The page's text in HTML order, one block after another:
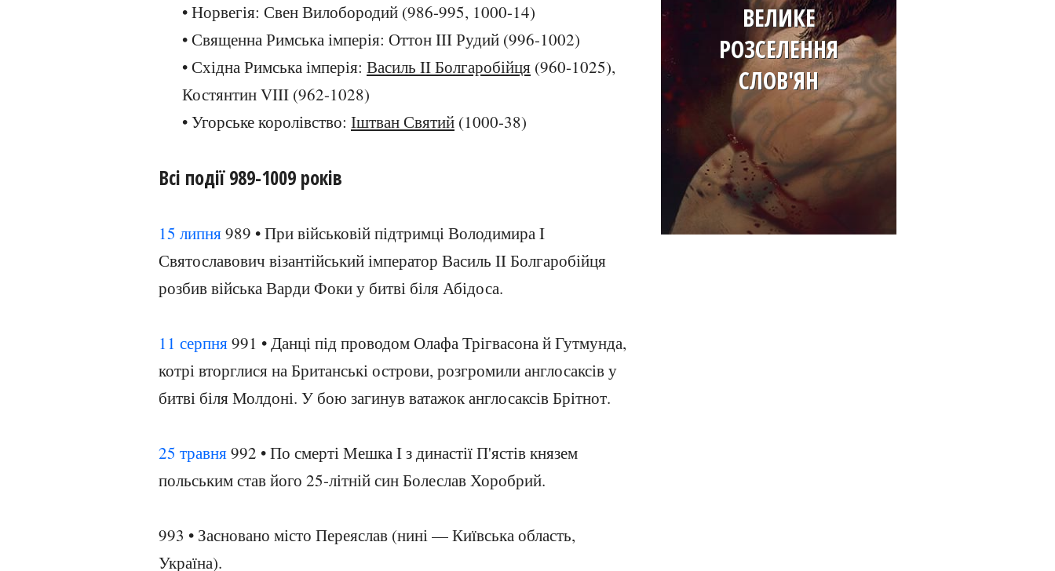
• Норвегія: Свен Вилобородий (986-995, 1000-14)
• Священна Римська імперія: Оттон III Рудий (996-1002)
• Східна Римська імперія: Василь II Болгаробійця (960-1025),
Костянтин VIII (962-1028)
• Угорське королівство: Іштван Святий (1000-38)
Всі події 989-1009 років
15 липня989 • При військовій підтримці Володимира I
Святославович візантійський імператор Василь II Болгаробійця
розбив війська Варди Фоки у битві біля Абідоса.
11 серпня991 • Данці під проводом Олафа Трігвасона й Гутмунда,
котрі вторглися на Британські острови, розгромили англосаксів у
битві біля Молдоні. У бою загинув ватажок англосаксів Брітнот.
25 травня992 • По смерті Мешка I з династії П'ястів князем
польським став його 25-літній син Болеслав Хоробрий.
993 • Засновано місто Переяслав (нині — Київська область,
Україна).
ВЕЛИКЕ
РОЗСЕЛЕННЯ
СЛОВ'ЯН